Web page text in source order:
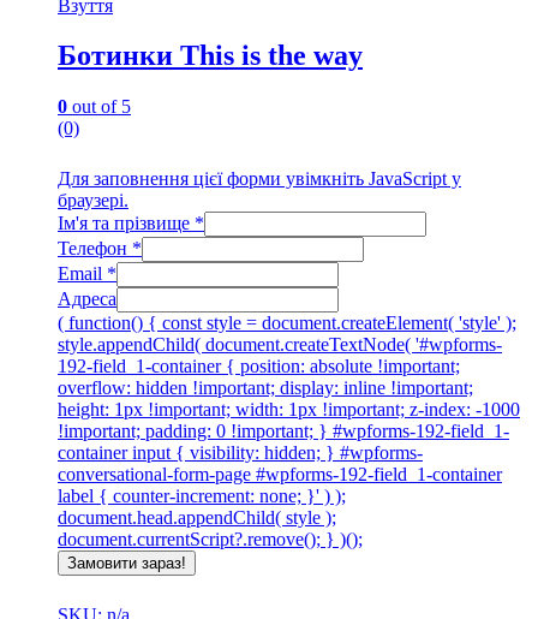
Взуття
Ботинки This is the way
0 out of 5
(0)
Для заповнення цієї форми увімкніть JavaScript у
браузері.
Ім'я та прізвище *
Телефон *
Email *
Адреса
( function() { const style = document.createElement( 'style' );
style.appendChild( document.createTextNode( '#wpforms-
192-field_1-container { position: absolute !important;
overflow: hidden !important; display: inline !important;
height: 1px !important; width: 1px !important; z-index: -1000
!important; padding: 0 !important; } #wpforms-192-field_1-
container input { visibility: hidden; } #wpforms-
conversational-form-page #wpforms-192-field_1-container
label { counter-increment: none; }' ) );
document.head.appendChild( style );
document.currentScript?.remove(); } )();
Замовити зараз!